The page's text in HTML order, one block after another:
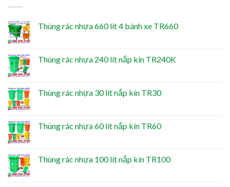
Thùng rác nhựa 660 lít 4 bánh xe TR660
Thùng rác nhựa 240 lít nắp kín TR240K
Thùng rác nhựa 30 lít nắp kín TR30
Thùng rác nhựa 60 lít nắp kín TR60
Thùng rác nhựa 100 lít nắp kín TR100